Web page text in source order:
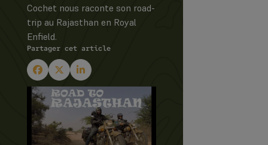
Cochet nous raconte son road-
trip au Rajasthan en Royal
Enfield.
Partager cet article